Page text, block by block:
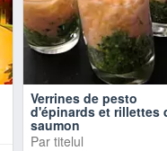
Verrines de pesto
d'épinards et rillettes
saumon
Par titelul